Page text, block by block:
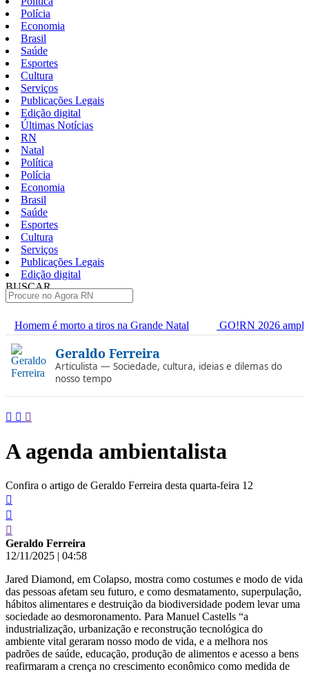
Polícia
Economia
Brasil
Saúde
Esportes
Cultura
Serviços
Publicações Legais
Edição digital
Últimas Notícias
RN
Natal
Política
Polícia
Economia
Brasil
Saúde
Esportes
Cultura
Serviços
Publicações Legais
Edição digital
BUSCAR
morto a tiros na Grande Natal
GO!RN 2026 amplia agenda de
para
conteúdo
Geraldo Ferreira
Articulista — Sociedade, cultura, ideias e dilemas do
nosso tempo
A agenda ambientalista
Confira o artigo de Geraldo Ferreira desta quarta-feira 12
Geraldo Ferreira
12/11/2025 | 04:58
Jared Diamond, em Colapso, mostra como costumes e modo de vida
das pessoas afetam seu futuro, e como desmatamento, superpulação,
hábitos alimentares e destruição da biodiversidade podem levar uma
sociedade ao desmoronamento. Para Manuel Castells “a
industrialização, urbanização e reconstrução tecnológica do
ambiente vital geraram nosso modo de vida, e a melhora nos
padrões de saúde, educação, produção de alimentos e acesso a bens
reafirmaram a crença no crescimento econômico como medida de